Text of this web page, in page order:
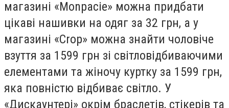
магазині «Monpacie» можна придбати
цікаві нашивки на одяг за 32 грн, а у
магазині «Crop» можна знайти чоловіче
взуття за 1599 грн зі світловідбиваючими
елементами та жіночу куртку за 1599 грн,
яка повністю відбиває світло. У
«Дискаунтері» окрім браслетів, стікерів та